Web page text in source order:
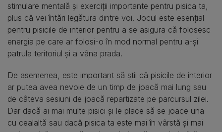
stimulare mentală și exerciții importante pentru pisica ta,
plus că vei întări legătura dintre voi. Jocul este esențial
pentru pisicile de interior pentru a se asigura că folosesc
energia pe care ar folosi-o în mod normal pentru a-și
patrula teritoriul și a vâna prada.
De asemenea, este important să știi că pisicile de interior
ar putea avea nevoie de un timp de joacă mai lung sau
de câteva sesiuni de joacă repartizate pe parcursul zilei.
Dar dacă ai mai multe pisici și le place să se joace una
cu cealaltă sau dacă pisica ta este mai în vârstă și mai